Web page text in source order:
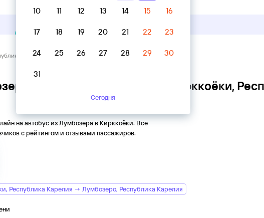
Карелия → Кирккоёки, Республика Карелия
Республика Карелия → Кирккоёки,
на автобус из Лумбозера в Кирккоёки. Все
с рейтингом и отзывами пассажиров.
Республика Карелия → Лумбозеро, Республика Карелия
10 11 12 13 14 15 16
17 18 19 20 21 22 23
24 25 26 27 28 29 30
31
Сегодня